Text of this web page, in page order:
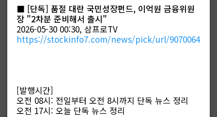
■ [단독] 품절 대란 국민성장펀드, 이억원 금융위원
장 "2차분 준비해서 출시"
2026-05-30 00:30, 삼프로TV
https://stockinfo7.com/news/pick/url/9070064
[발행시간]
오전 08시: 전일부터 오전 8시까지 단독 뉴스 정리
오전 17시: 오늘 단독 뉴스 정리